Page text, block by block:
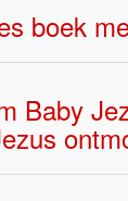
boek
Baby